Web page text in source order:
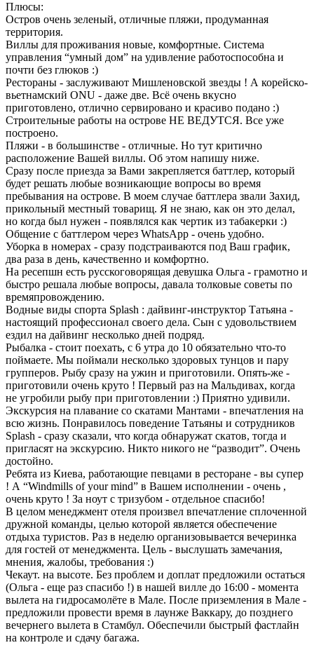
Плюсы:
Остров очень зеленый, отличные пляжи, продуманная
территория.
Виллы для проживания новые, комфортные. Система
управления “умный дом” на удивление работоспособна и
почти без глюков :)
Рестораны - заслуживают Мишленовской звезды ! А корейско-
вьетнамский ONU - даже две. Всё очень вкусно
приготовлено, отлично сервировано и красиво подано :)
Строительные работы на острове НЕ ВЕДУТСЯ. Все уже
построено.
Пляжи - в большинстве - отличные. Но тут критично
расположение Вашей виллы. Об этом напишу ниже.
Сразу после приезда за Вами закрепляется баттлер, который
будет решать любые возникающие вопросы во время
пребывания на острове. В моем случае баттлера звали Захид,
прикольный местный товарищ. Я не знаю, как он это делал,
но когда был нужен - появлялся как чертик из табакерки :)
Общение с баттлером через WhatsApp - очень удобно.
Уборка в номерах - сразу подстраиваются под Ваш график,
два раза в день, качественно и комфортно.
На ресепшн есть русскоговорящая девушка Ольга - грамотно и
быстро решала любые вопросы, давала толковые советы по
времяпровождению.
Водные виды спорта Splash : дайвинг-инструктор Татьяна -
настоящий профессионал своего дела. Сын с удовольствием
ездил на дайвинг несколько дней подряд.
Рыбалка - стоит поехать, с 6 утра до 10 обязательно что-то
поймаете. Мы поймали несколько здоровых тунцов и пару
групперов. Рыбу сразу на ужин и приготовили. Опять-же -
приготовили очень круто ! Первый раз на Мальдивах, когда
не угробили рыбу при приготовлении :) Приятно удивили.
Экскурсия на плавание со скатами Мантами - впечатления на
всю жизнь. Понравилось поведение Татьяны и сотрудников
Splash - сразу сказали, что когда обнаружат скатов, тогда и
пригласят на экскурсию. Никто никого не “разводит”. Очень
достойно.
Ребята из Киева, работающие певцами в ресторане - вы супер
! А “Windmills of your mind” в Вашем исполнении - очень ,
очень круто ! За ноут с тризубом - отдельное спасибо!
В целом менеджмент отеля произвел впечатление сплоченной
дружной команды, целью которой является обеспечение
отдыха туристов. Раз в неделю организовывается вечеринка
для гостей от менеджмента. Цель - выслушать замечания,
мнения, жалобы, требования :)
Чекаут. на высоте. Без проблем и доплат предложили остаться
(Ольга - еще раз спасибо !) в нашей вилле до 16:00 - момента
вылета на гидросамолёте в Мале. После приземления в Мале -
предложили провести время в лаунже Ваккару, до позднего
вечернего вылета в Стамбул. Обеспечили быстрый фастлайн
на контроле и сдачу багажа.